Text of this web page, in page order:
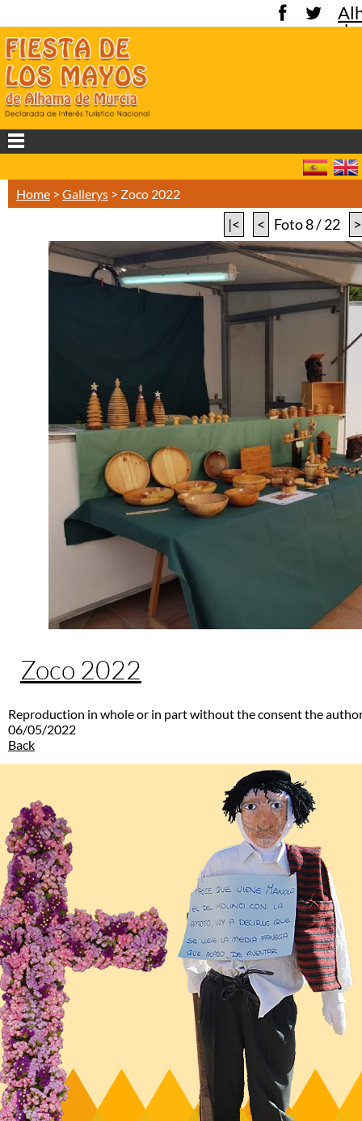
de
Home > Gallerys > Zoco 2022
|< < Foto 8 / 22 >
Zoco 2022
Reproduction in whole or in part without the consent the
06/05/2022
Back